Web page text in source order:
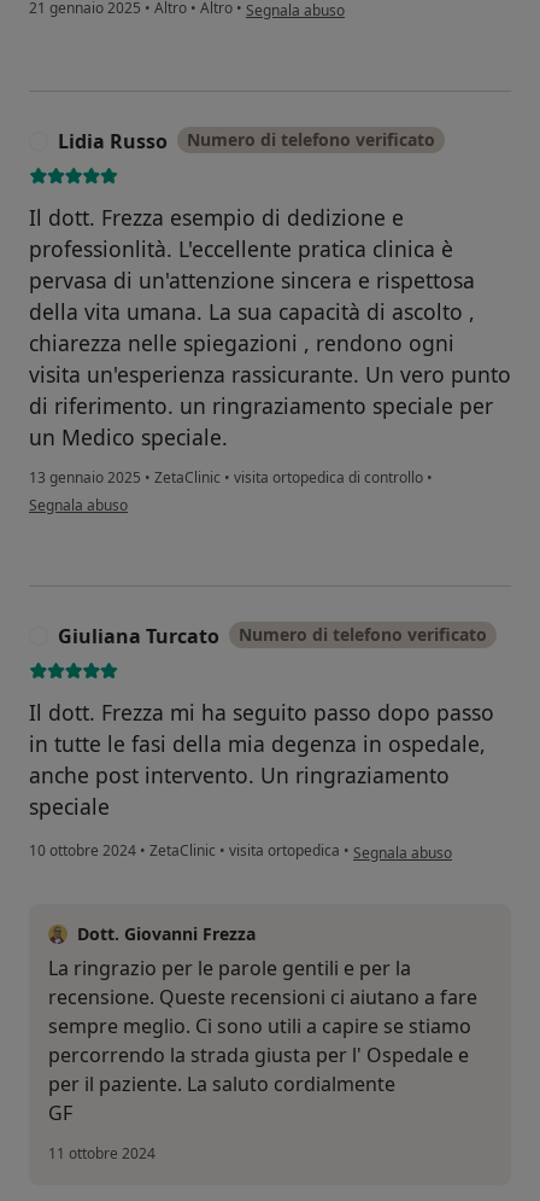
21 gennaio 2025 • Altro • Altro • Segnala abuso
Lidia Russo Numero di telefono verificato
Il dott. Frezza esempio di dedizione e
professionlità. L'eccellente pratica clinica è
pervasa di un'attenzione sincera e rispettosa
della vita umana. La sua capacità di ascolto ,
chiarezza nelle spiegazioni , rendono ogni
visita un'esperienza rassicurante. Un vero punto
di riferimento. un ringraziamento speciale per
un Medico speciale.
13 gennaio 2025 • ZetaClinic • visita ortopedica di controllo •
secondo l'opinione dell'utente Lidia Russo
Segnala abuso
Giuliana Turcato Numero di telefono verificato
Il dott. Frezza mi ha seguito passo dopo passo
in tutte le fasi della mia degenza in ospedale,
anche post intervento. Un ringraziamento
speciale
10 ottobre 2024 • ZetaClinic • visita ortopedica • secondo l'opinione
Segnala abuso
Dott. Giovanni Frezza
La ringrazio per le parole gentili e per la
recensione. Queste recensioni ci aiutano a fare
sempre meglio. Ci sono utili a capire se stiamo
percorrendo la strada giusta per l' Ospedale e
per il paziente. La saluto cordialmente
GF
11 ottobre 2024